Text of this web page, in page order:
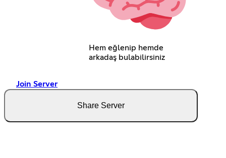
Hem eğlenip hemde
arkadaş bulabilirsiniz
Join Server
Share Server